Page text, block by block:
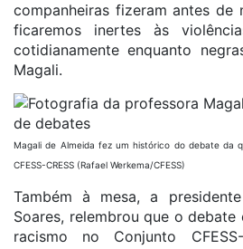
companheiras fizeram antes de
ficaremos inertes às
cotidianamente enquanto
Magali.
Magali de Almeida fez um histórico do debate da
CFESS-CRESS (Rafael Werkema/CFESS)
Também à mesa, a
Soares, relembrou que o
racismo no Conjunto